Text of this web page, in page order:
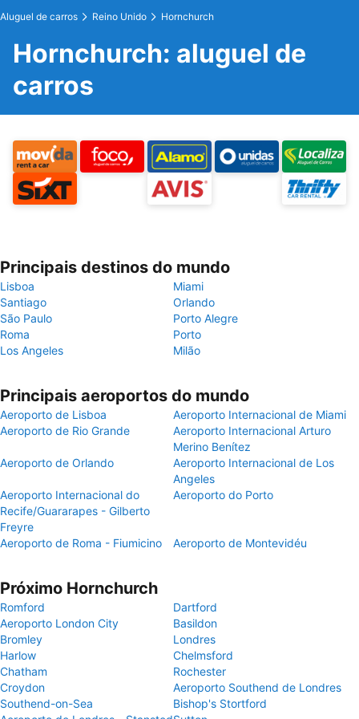
Aluguel de carros Reino Unido Hornchurch
Hornchurch: aluguel de
carros
Principais destinos do mundo
Lisboa
Miami
Santiago
Orlando
São Paulo
Porto Alegre
Roma
Porto
Los Angeles
Milão
Principais aeroportos do mundo
Aeroporto de Lisboa
Aeroporto Internacional de Miami
Aeroporto de Rio Grande
Aeroporto Internacional Arturo
Merino Benítez
Aeroporto de Orlando
Aeroporto Internacional de Los
Angeles
Aeroporto Internacional do
Recife/Guararapes - Gilberto
Freyre
Aeroporto do Porto
Aeroporto de Roma - Fiumicino Aeroporto de Montevidéu
Próximo Hornchurch
Romford
Dartford
Aeroporto London City
Basildon
Bromley
Londres
Harlow
Chelmsford
Chatham
Rochester
Croydon
Aeroporto Southend de Londres
Southend-on-Sea
Bishop's Stortford